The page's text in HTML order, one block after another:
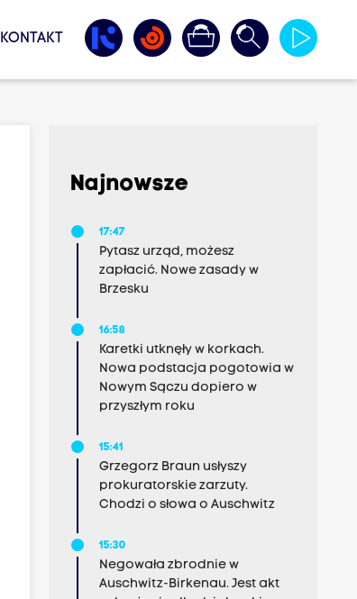
KONTAKT
Najnowsze
17:47
Pytasz urząd, możesz
zapłacić. Nowe zasady w
Brzesku
16:58
Karetki utknęły w korkach.
Nowa podstacja pogotowia w
Nowym Sączu dopiero w
przyszłym roku
15:41
Grzegorz Braun usłyszy
prokuratorskie zarzuty.
Chodzi o słowa o Auschwitz
15:30
Negowała zbrodnie w
Auschwitz-Birkenau. Jest akt